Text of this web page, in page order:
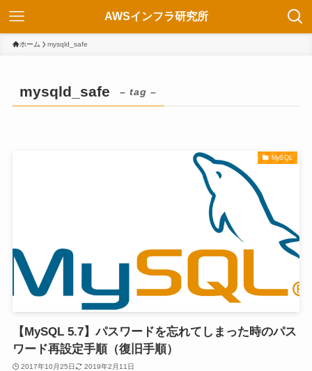
AWSインフラ研究所
ホーム mysqld_safe
mysqld_safe – tag –
MySQL
【MySQL 5.7】パスワードを忘れてしまった時のパス
ワード再設定手順（復旧手順）
2017年10月25日 2019年2月11日